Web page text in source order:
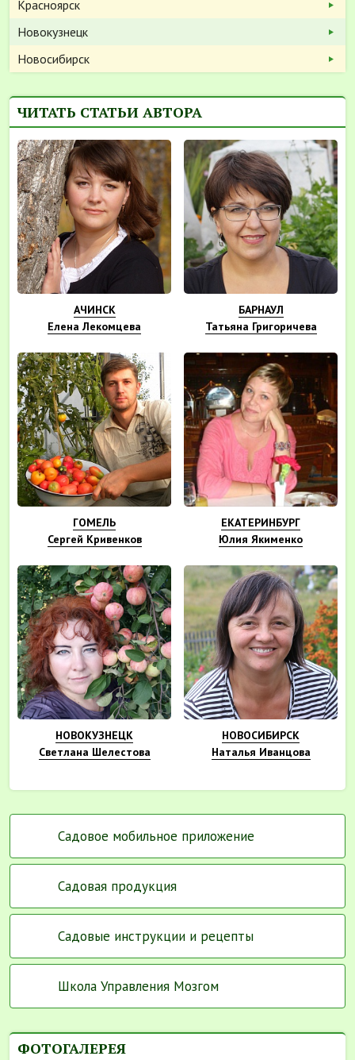
Красноярск
Новокузнецк
Новосибирск
ЧИТАТЬ СТАТЬИ АВТОРА
АЧИНСК
Елена Лекомцева
БАРНАУЛ
Татьяна Григоричева
ГОМЕЛЬ
Сергей Кривенков
ЕКАТЕРИНБУРГ
Юлия Якименко
НОВОКУЗНЕЦК
Светлана Шелестова
НОВОСИБИРСК
Наталья Иванцова
Садовое мобильное приложение
Садовая продукция
Садовые инструкции и рецепты
Школа Управления Мозгом
ФОТОГАЛЕРЕЯ